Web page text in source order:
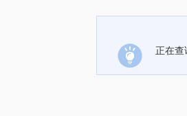
正在查